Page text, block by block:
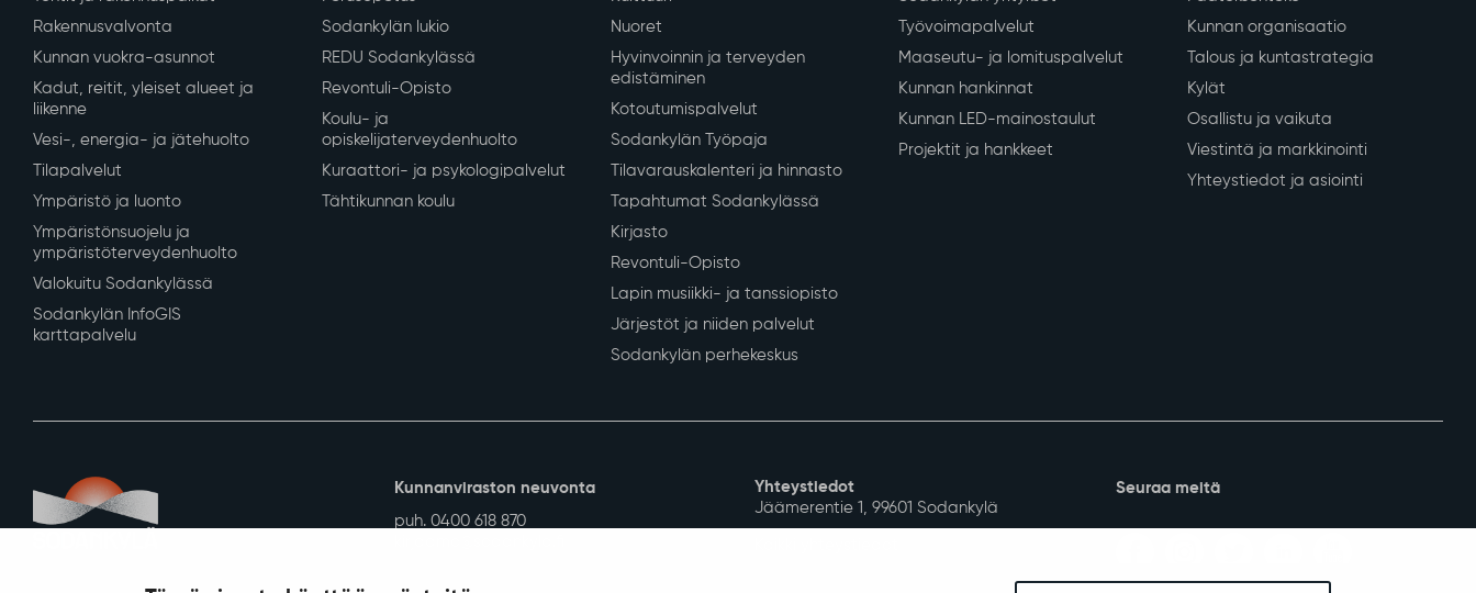
Rakennusvalvonta
Kunnan vuokra-asunnot
Kadut, reitit, yleiset alueet ja
liikenne
Vesi-, energia- ja jätehuolto
Tilapalvelut
Ympäristö ja luonto
Ympäristönsuojelu ja
ympäristöterveydenhuolto
Valokuitu Sodankylässä
Sodankylän InfoGIS
karttapalvelu
Sodankylän lukio
REDU Sodankylässä
Revontuli-Opisto
Koulu- ja
opiskelijaterveydenhuolto
Kuraattori- ja psykologipalvelut
Tähtikunnan koulu
Nuoret
Hyvinvoinnin ja terveyden
edistäminen
Kotoutumispalvelut
Sodankylän Työpaja
Tilavarauskalenteri ja hinnasto
Tapahtumat Sodankylässä
Kirjasto
Revontuli-Opisto
Lapin musiikki- ja tanssiopisto
Järjestöt ja niiden palvelut
Sodankylän perhekeskus
Työvoimapalvelut
Maaseutu- ja lomituspalvelut
Kunnan hankinnat
Kunnan LED-mainostaulut
Projektit ja hankkeet
Kunnan organisaatio
Talous ja kuntastrategia
Kylät
Osallistu ja vaikuta
Viestintä ja markkinointi
Yhteystiedot ja asiointi
Kunnanviraston neuvonta
puh. 0400 618 870
Yhteystiedot
Jäämerentie 1, 99601 Sodankylä
Seuraa meitä